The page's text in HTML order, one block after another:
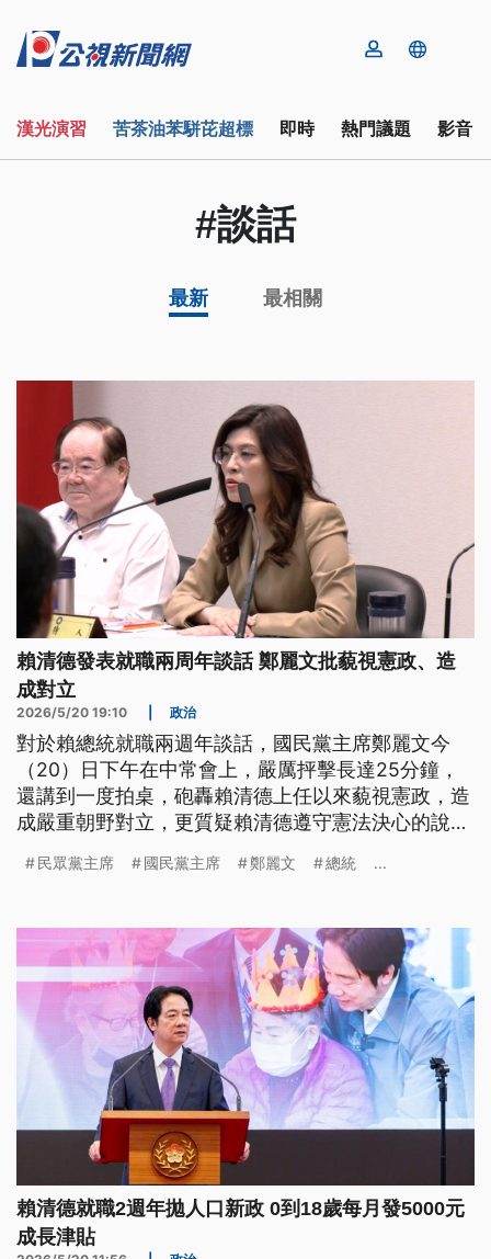
漢光演習 苦茶油苯駢芘超標 即時 熱門議題 影音
#談話
最新 最相關
賴清德發表就職兩周年談話 鄭麗文批藐視憲政、造
成對立
2026/5/20 19:10 政治
對於賴總統就職兩週年談話，國民黨主席鄭麗文今
（20）日下午在中常會上，嚴厲抨擊長達25分鐘，
還講到一度拍桌，砲轟賴清德上任以來藐視憲政，造
成嚴重朝野對立，更質疑賴清德遵守憲法決心的說
提出的成長津貼，仍看不到完整配套，也要求賴政府
民眾黨主席 國民黨主席 鄭麗文 總統 ...
賴清德就職2週年拋人口新政 0到18歲每月發5000元
成長津貼